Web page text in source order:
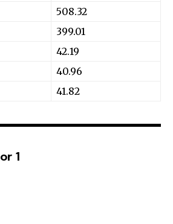
508.32
399.01
42.19
40.96
41.82
1